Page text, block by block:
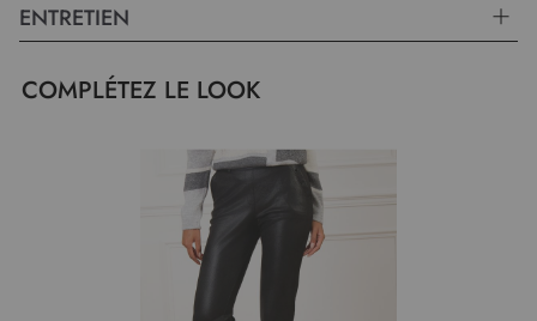
ENTRETIEN
COMPLÉTEZ LE LOOK